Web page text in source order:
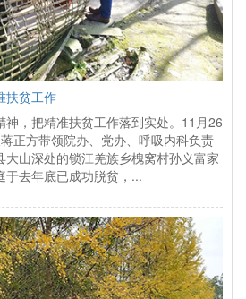
扶贫工作
神，把精准扶贫工作落到实处。11月26
正方带领院办、党办、呼吸内科负责
大山深处的锁江羌族乡槐窝村孙义富家
去年底已成功脱贫，...